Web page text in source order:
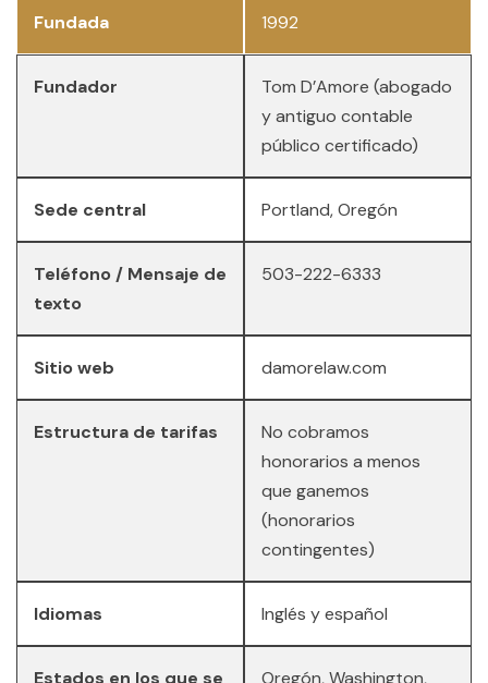
Fundada 1992
Fundador
Tom D’Amore (abogado
y antiguo contable
público certificado)
Sede central Portland, Oregón
Teléfono / Mensaje de
texto
503-222-6333
Sitio web damorelaw.com
Estructura de tarifas
No cobramos
honorarios a menos
que ganemos
(honorarios
contingentes)
Idiomas Inglés y español
Estados en los que se Oregón, Washington,